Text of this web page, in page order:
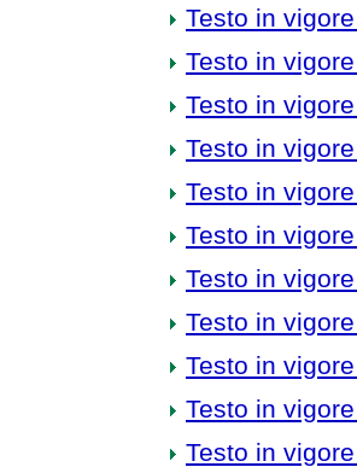
Testo in
Testo in
Testo in
Testo in
Testo in
Testo in
Testo in
Testo in
Testo in
Testo in
Testo in